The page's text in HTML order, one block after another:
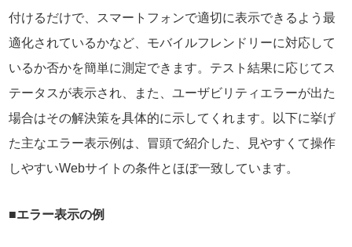
付けるだけで、スマートフォンで適切に表示できるよう最
適化されているかなど、モバイルフレンドリーに対応して
いるか否かを簡単に測定できます。テスト結果に応じてス
テータスが表示され、また、ユーザビリティエラーが出た
場合はその解決策を具体的に示してくれます。以下に挙げ
た主なエラー表示例は、冒頭で紹介した、見やすくて操作
しやすいWebサイトの条件とほぼ一致しています。
■エラー表示の例